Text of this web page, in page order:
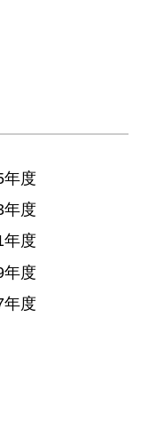
年度
年度
年度
年度
年度